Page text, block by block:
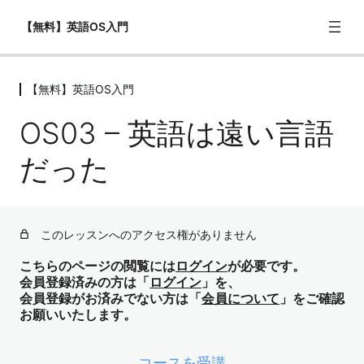
【無料】英語OS入門
【無料】英語OS入門
OS01 – ようこそ！beyondZ Englishの「英語OS入門」
へ！
OS02 – 1500時間勉強しても話せない理由
OS04 – 英語が苦手なのではない（OSの不一致）
OS05 – 日本語OSとは何か
OS06 – 英語OSとは何か
【無料】英語OS入門
OS03 – 英語は遠い言語
だった
このレッスンへのアクセス権がありません
こちらのページの閲覧にはログインが必要です。
会員登録済みの方は「 ログイン 」を、
会員登録がお済みでない方は「 会員について 」をご確認
お願いいたします。